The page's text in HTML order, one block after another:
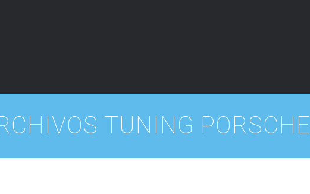
TUNING PORSCHE